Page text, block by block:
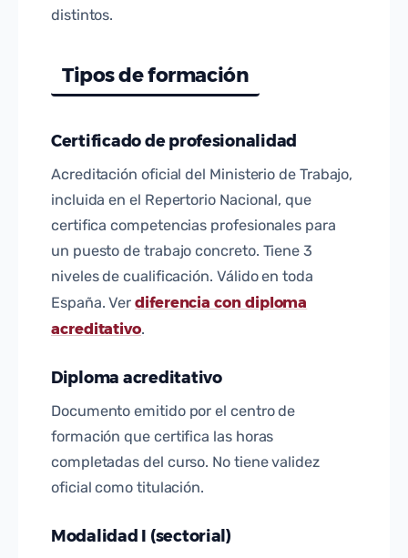
distintos.
Tipos de formación
Certificado de profesionalidad
Acreditación oficial del Ministerio de Trabajo,
incluida en el Repertorio Nacional, que
certifica competencias profesionales para
un puesto de trabajo concreto. Tiene 3
niveles de cualificación. Válido en toda
España. Verdiferencia con diploma
acreditativo.
Diploma acreditativo
Documento emitido por el centro de
formación que certifica las horas
completadas del curso. No tiene validez
oficial como titulación.
Modalidad I (sectorial)